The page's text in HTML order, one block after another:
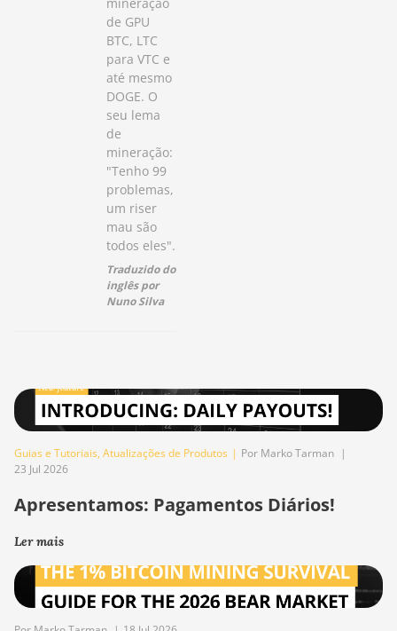
de GPU
BTC, LTC
para VTC e
até mesmo
DOGE. O
seu lema
de
mineração:
"Tenho 99
problemas,
um riser
mau são
todos eles".
Traduzido do
inglês por
Nuno Silva
Guias e Tutoriais, Atualizações de Produtos | Por Marko Tarman |
23 Jul 2026
Apresentamos: Pagamentos Diários!
Ler mais